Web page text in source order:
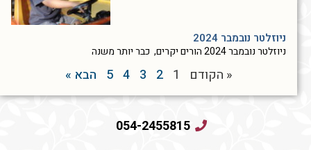
ניוזלטר נובמבר 2024
ניוזלטר נובמבר 2024 הורים יקרים, כבר יותר משנה
« הקודם 1
2
3
4
5 הבא »
054-2455815